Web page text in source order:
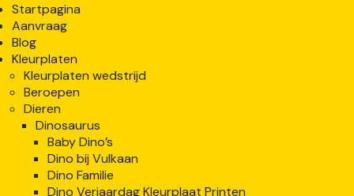
Startpagina
Aanvraag
Blog
Kleurplaten
Kleurplaten wedstrijd
Beroepen
Dieren
Dinosaurus
Baby Dino’s
Dino bij Vulkaan
Dino Familie
Dino Verjaardag Kleurplaat Printen